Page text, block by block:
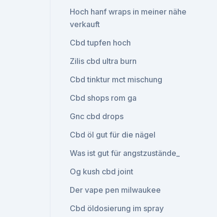
Hoch hanf wraps in meiner nähe
verkauft
Cbd tupfen hoch
Zilis cbd ultra burn
Cbd tinktur mct mischung
Cbd shops rom ga
Gnc cbd drops
Cbd öl gut für die nägel
Was ist gut für angstzustände_
Og kush cbd joint
Der vape pen milwaukee
Cbd öldosierung im spray